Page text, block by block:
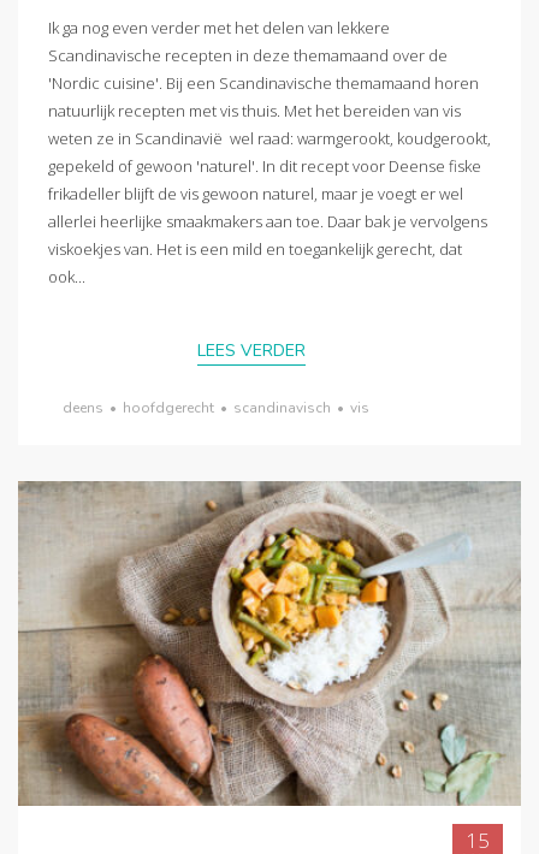
Ik ga nog even verder met het delen van lekkere
Scandinavische recepten in deze themamaand over de
'Nordic cuisine'. Bij een Scandinavische themamaand horen
natuurlijk recepten met vis thuis. Met het bereiden van vis
weten ze in Scandinavië wel raad: warmgerookt, koudgerookt,
gepekeld of gewoon 'naturel'. In dit recept voor Deense fiske
frikadeller blijft de vis gewoon naturel, maar je voegt er wel
allerlei heerlijke smaakmakers aan toe. Daar bak je vervolgens
viskoekjes van. Het is een mild en toegankelijk gerecht, dat
ook...
LEES VERDER
deens • hoofdgerecht • scandinavisch • vis
15